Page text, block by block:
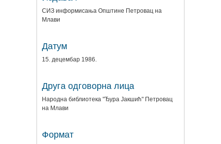
СИЗ информисања Општине Петровац на
Млави
Датум
15. децембар 1986.
Друга одговорна лица
Народна библиотека "Ђура Јакшић" Петровац
на Млави
Формат